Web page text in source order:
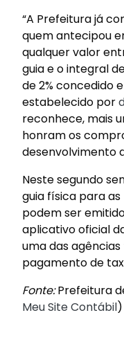
“A Prefeitura já
quem antecipou
qualquer valor
guia e o integral
de 2% concedido
estabelecido por
reconhece, mais
honram os
desenvolvimento
Neste segundo
guia física para
podem ser
aplicativo oficial
uma das
pagamento de
Fonte:Prefeitura
Meu Site Contábil)